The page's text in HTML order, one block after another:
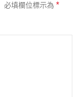
必填欄位標示為 *